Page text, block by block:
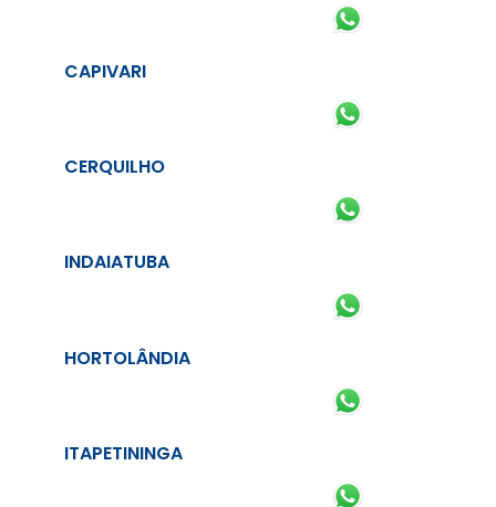
CAPIVARI
CERQUILHO
INDAIATUBA
HORTOLÂNDIA
ITAPETININGA